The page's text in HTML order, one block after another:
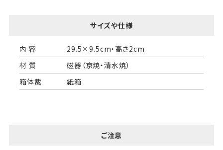
サイズや仕様
内 容
29.5×9.5cm・高さ2cm
材 質
磁器（京焼・清水焼）
箱体裁
紙箱
ご注意